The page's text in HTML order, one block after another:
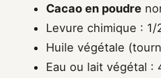
Cacao en poudre
Levure chimique :
Huile végétale
Eau ou lait végétal :